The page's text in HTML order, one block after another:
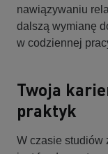
nawiązywaniu
dalszą wymianę
w codziennej
Twoja
praktyk
W czasie studiów